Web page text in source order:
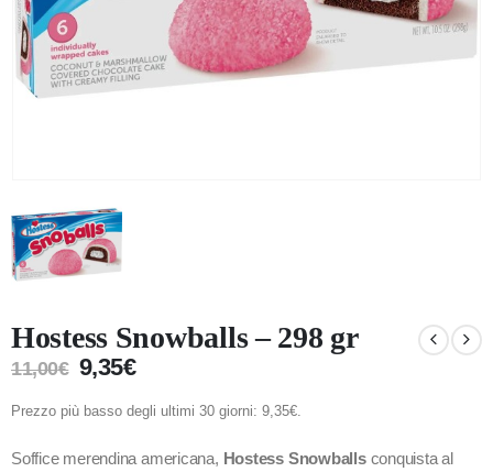
ECCEZIONE
DI ALCUNE
Hostess Snowballs – 298 gr
11,00€ 9,35€
Prezzo più basso degli ultimi 30 giorni: 9,35€.
Soffice merendina americana, Hostess Snowballsconquista al